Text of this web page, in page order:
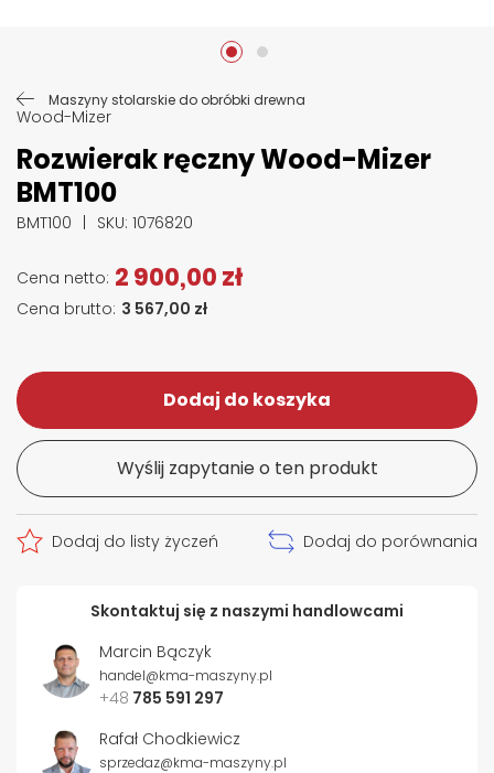
BMT100 SKU: 1076820
Maszyny stolarskie do obróbki drewna
Rozwierak ręczny Wood-Mizer
BMT100
3 567,00 zł
2 900,00 zł
Wood-Mizer
Dodaj do koszyka
Wyślij zapytanie o ten produkt
Dodaj do listy życzeń Dodaj do porównania
Skontaktuj się z naszymi handlowcami
Marcin Bączyk
handel@kma-maszyny.pl
+48 785 591 297
Rafał Chodkiewicz
sprzedaz@kma-maszyny.pl